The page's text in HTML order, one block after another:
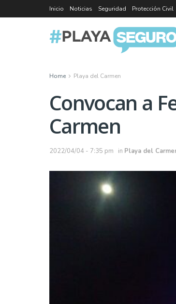
Inicio Noticias Seguridad Protección Civil
Home Playa del Carmen
Convocan a
Carmen
2022/04/04 - 7:35 pm in Playa del